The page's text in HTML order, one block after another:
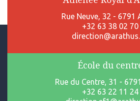
Rue Neuve, 32 - 6791
+32 63 38 02 70
École du
Rue du Centre, 31 -
+32 63 22 11 24